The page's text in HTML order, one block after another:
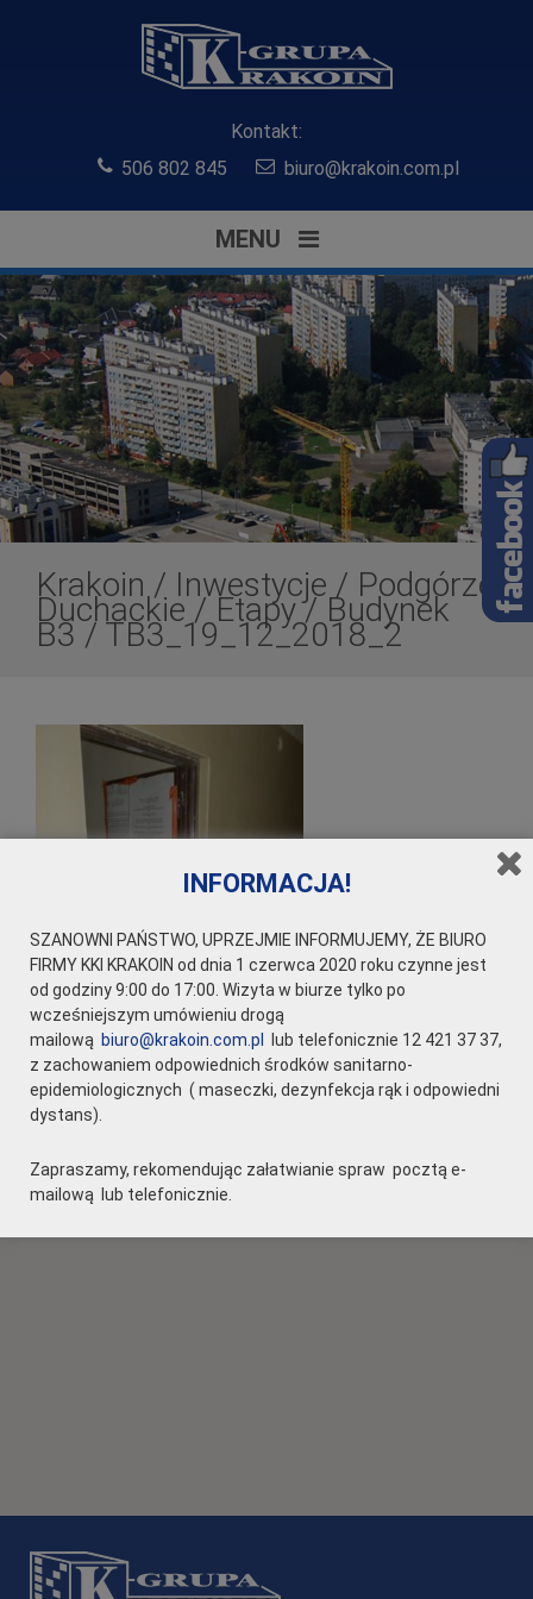
Kontakt:
506 802 845
biuro@krakoin.com.pl
MENU
Krakoin / Inwestycje / Podgórze
Duchackie/ Etapy/Budynek
B3/ TB3_19_12_2018_2
INFORMACJA!
SZANOWNI PAŃSTWO, UPRZEJMIE INFORMUJEMY, ŻE BIURO
FIRMY KKI KRAKOIN od dnia 1 czerwca 2020 roku czynne jest
od godziny 9:00 do 17:00. Wizyta w biurze tylko po
wcześniejszym umówieniu drogą
mailową biuro@krakoin.com.pl lub telefonicznie 12 421 37 37,
z zachowaniem odpowiednich środków sanitarno-
epidemiologicznych ( maseczki, dezynfekcja rąk i odpowiedni
dystans).
Zapraszamy, rekomendując załatwianie spraw pocztą e-
mailową lub telefonicznie.